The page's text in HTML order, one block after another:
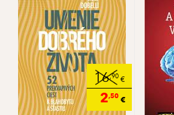
16,90 €
2,50 €